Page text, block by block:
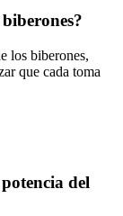
los biberones,
que cada toma
del